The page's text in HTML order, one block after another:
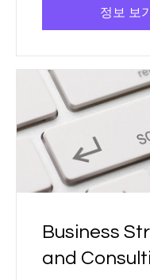
정보 보
Business
and